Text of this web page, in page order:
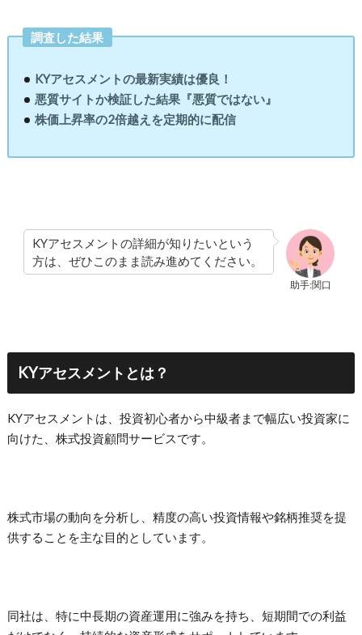
調査した結果
KYアセスメントの最新実績は優良！
悪質サイトか検証した結果『悪質ではない』
株価上昇率の2倍越えを定期的に配信
助手:関口
KYアセスメントの詳細が知りたいという
方は、ぜひこのまま読み進めてください。
KYアセスメントとは？
KYアセスメントは、投資初心者から中級者まで幅広い投資家に
向けた、株式投資顧問サービスです。
株式市場の動向を分析し、精度の高い投資情報や銘柄推奨を提
供することを主な目的としています。
同社は、特に中長期の資産運用に強みを持ち、短期間での利益